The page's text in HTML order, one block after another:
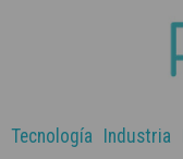
Tecnología Industria